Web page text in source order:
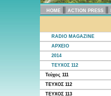
HOME || ACTION PRESS ||
RADIO MAGAZINE
ΑΡΧΕΙΟ
2014
ΤΕΥΧΟΣ 112
Τεύχος 111
ΤΕΥΧΟΣ 112
ΤΕΥΧΟΣ 113